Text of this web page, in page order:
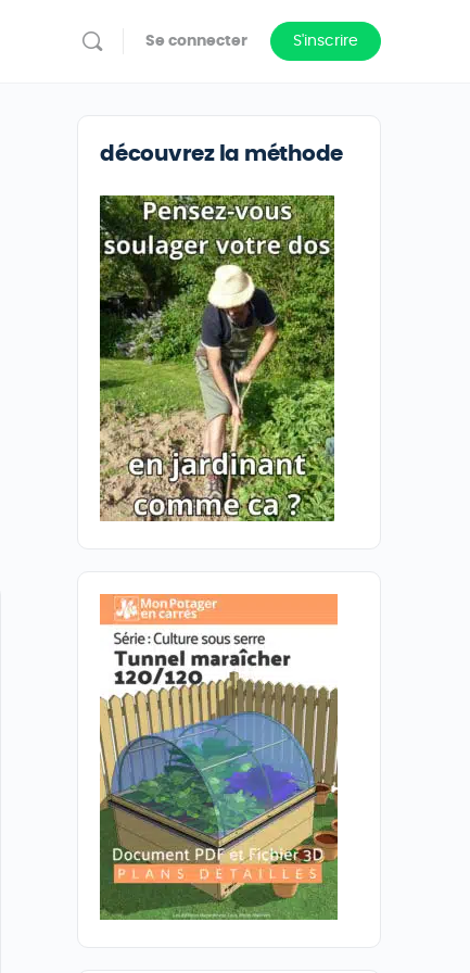
Se connecter S'inscrire
découvrez la méthode